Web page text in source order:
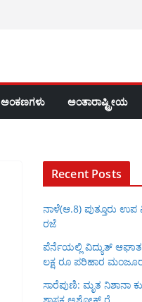
ಅಂಕಣಗಳು ಅಂತಾರಾಷ್ಟ್ರೀಯ
Recent Posts
ನಾಳೆ(ಆ.8) ಪುತ್ತೂರು
ರಜೆ
ಪೆರ್ನೆಯಲ್ಲಿ ವಿದ್ಯುತ್
ಲಕ್ಷ ರೂ ಪರಿಹಾರ
ಸಾರೆಪುಣಿ: ಮೃತ ನಿಶಾನಾ